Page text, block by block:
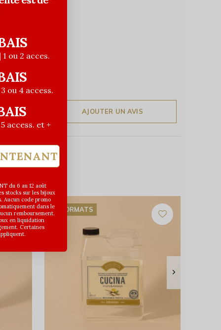
AJOUTER UN AVIS
2 FORMATS
ou 2 acces.
ou 4 access.
access. et +
du 6 au 12 août
stocks sur les bijoux
Aucun code promo
dans le
remboursement.
en liquidation
Certaines